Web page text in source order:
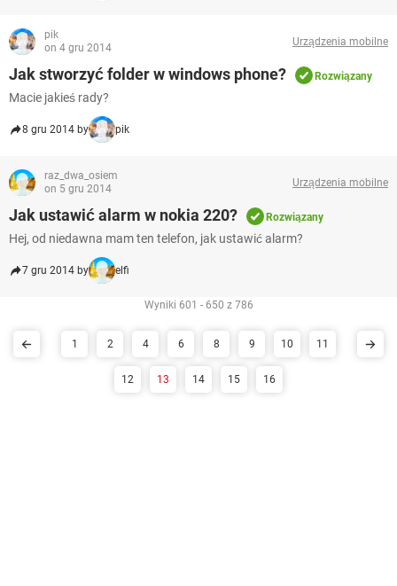
pik
on 4 gru 2014
Urządzenia mobilne
Jak stworzyć folder w windows phone? Rozwiązany
Macie jakieś rady?
8 gru 2014 by pik
raz_dwa_osiem
on 5 gru 2014
Urządzenia mobilne
Jak ustawić alarm w nokia 220? Rozwiązany
Hej, od niedawna mam ten telefon, jak ustawić alarm?
7 gru 2014 by elfi
Wyniki 601 - 650 z 786
1 2 4 6 8 9 10 11
12 13 14 15 16